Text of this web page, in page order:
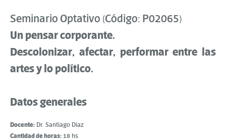
Seminario Optativo (Código: P02065)
Un pensar corporante.
Descolonizar, afectar, performar entre las
artes y lo político.
Datos generales
Docente: Dr. Santiago Diaz
Cantidad de horas: 18 hs